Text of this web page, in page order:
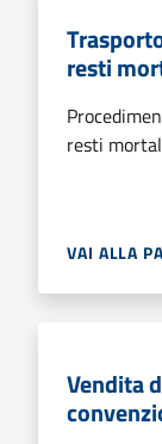
resti
resti
VAI ALLA
Vendita